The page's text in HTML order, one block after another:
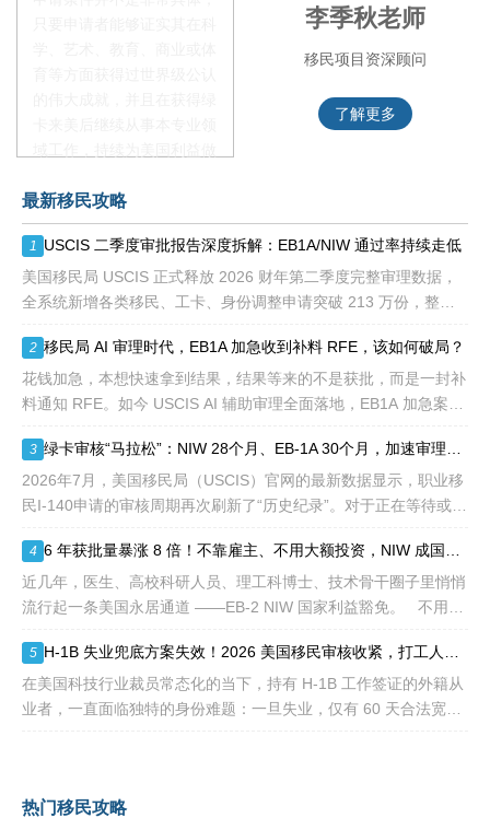
额占全球移民签证配额的
28.6%，即大约4万个移民
签证，都会用于满足"优
先"移民类别的申请。EB1A
不需要雇主支持、不用办理
等的限制，所以也愈来愈受
到中国杰出人才的青睐。
李季秋老师
移民项目资深顾问
了解更多
最新移民攻略
1
USCIS 二季度审批报告深度拆解：EB1A/NIW 通过率持续走低
美国移民局 USCIS 正式释放 2026 财年第二季度完整审理数据，
全系统新增各类移民、工卡、身份调整申请突破 213 万份，整体
2 移民局 AI 审理时代，EB1A 加急收到补料 RFE，该如何破局？
花钱加急，本想快速拿到结果，结果等来的不是获批，而是一封补
料通知 RFE。如今 USCIS AI 辅助审理全面落地，EB1A 加急案件
3
2026年7月，美国移民局（USCIS）官网的最新数据显示，职业移
民I-140申请的审核周期再次刷新了“历史纪录”。对于正在等待或计
说，这
4
近几年，医生、高校科研人员、理工科博士、技术骨干圈子里悄悄
流行起一条美国永居通道 ——EB-2 NIW 国家利益豁免。 不用提
5
在美国科技行业裁员常态化的当下，持有 H-1B 工作签证的外籍从
业者，一直面临独特的身份难题：一旦失业，仅有 60 天合法宽限
热门移民攻略